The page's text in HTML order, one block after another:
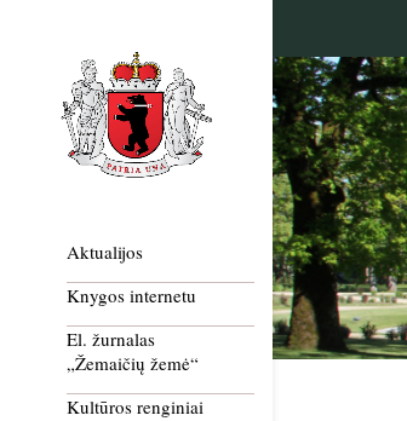
Aktualijos
Knygos internetu
El. žurnalas
„Žemaičių žemė“
Kultūros renginiai